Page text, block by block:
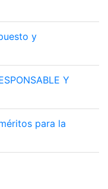
y
Y
para la